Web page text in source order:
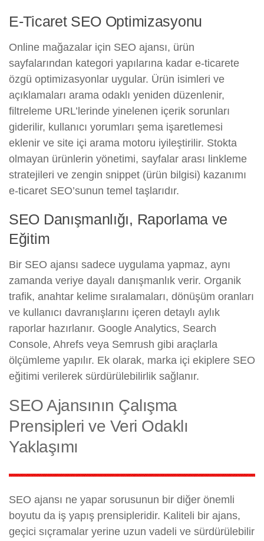
E-Ticaret SEO Optimizasyonu
Online mağazalar için SEO ajansı, ürün
sayfalarından kategori yapılarına kadar e-ticarete
özgü optimizasyonlar uygular. Ürün isimleri ve
açıklamaları arama odaklı yeniden düzenlenir,
filtreleme URL’lerinde yinelenen içerik sorunları
giderilir, kullanıcı yorumları şema işaretlemesi
eklenir ve site içi arama motoru iyileştirilir. Stokta
olmayan ürünlerin yönetimi, sayfalar arası linkleme
stratejileri ve zengin snippet (ürün bilgisi) kazanımı
e-ticaret SEO’sunun temel taşlarıdır.
SEO Danışmanlığı, Raporlama ve
Eğitim
Bir SEO ajansı sadece uygulama yapmaz, aynı
zamanda veriye dayalı danışmanlık verir. Organik
trafik, anahtar kelime sıralamaları, dönüşüm oranları
ve kullanıcı davranışlarını içeren detaylı aylık
raporlar hazırlanır. Google Analytics, Search
Console, Ahrefs veya Semrush gibi araçlarla
ölçümleme yapılır. Ek olarak, marka içi ekiplere SEO
eğitimi verilerek sürdürülebilirlik sağlanır.
SEO Ajansının Çalışma
Prensipleri ve Veri Odaklı
Yaklaşımı
SEO ajansı ne yapar sorusunun bir diğer önemli
boyutu da iş yapış prensipleridir. Kaliteli bir ajans,
geçici sıçramalar yerine uzun vadeli ve sürdürülebilir